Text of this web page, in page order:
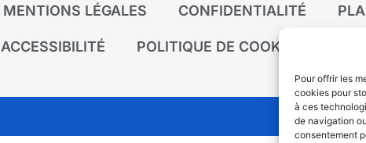
Pour offrir les
cookies pour
à ces
de navigation
consentement
MENTIONS LÉGALES CONFIDENTIALITÉ
ACCESSIBILITÉ POLITIQUE DE COOKIES (UE)